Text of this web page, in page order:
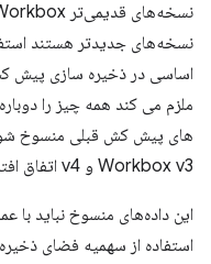
نسخه‌های جدیدتر هستند
اساسی در ذخیره سازی پیش
ملزم می کند همه چیز را
های پیش کش قبلی منسوخ
Workbox v3 و v4 اتفاق افتاد.)
این داده‌های منسوخ نباید با
استفاده از سهمیه فضای